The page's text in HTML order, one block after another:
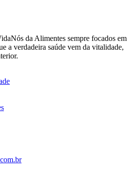
da Alimentes sempre focados em
a verdadeira saúde vem da vitalidade,